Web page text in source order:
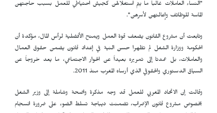
"النساء العاملات غالباً ما يتم استغلالهن كجيش احتياطي للعمل بسبب حاجتهن
الماسة للوظائف وإعالتهن لأسرهن".
وتابعت أن مشروع القانون يضعف قوة العمل ويمنح الأفضلية لرأس المال، مؤكدة أن
الحكومة ووزارة الشغل لم تظهرا حسن النية في إعداد قانون يضمن حقوق العمال
والعاملات، بل عمدتا إلى تمريره بعيداً عن الحوار الاجتماعي، ما يعد خروجاً عن
السياق الدستوري والحقوقي الذي أرساه المغرب منذ 2011.
وقالت إن الاتحاد المغربي للعمل قد وجه مذكرة واضحة وشاملة إلى وزير الشغل
بخصوص مشروع قانون الإضراب، تضمنت ديباجة تسلط الضوء على ضرورة انسجام